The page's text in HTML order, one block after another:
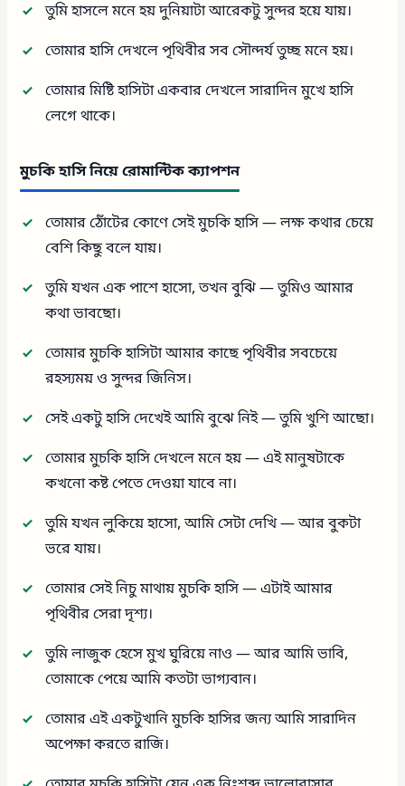
তুমি হাসলে মনে হয় দুনিয়াটা আরেকটু সুন্দর হয়ে যায়।
তোমার হাসি দেখলে পৃথিবীর সব সৌন্দর্য তুচ্ছ মনে হয়।
তোমার মিষ্টি হাসিটা একবার দেখলে সারাদিন মুখে হাসি
লেগে থাকে।
মুচকি হাসি নিয়ে রোমান্টিক ক্যাপশন
তোমার ঠোঁটের কোণে সেই মুচকি হাসি — লক্ষ কথার চেয়ে
বেশি কিছু বলে যায়।
তুমি যখন এক পাশে হাসো, তখন বুঝি — তুমিও আমার
কথা ভাবছো।
তোমার মুচকি হাসিটা আমার কাছে পৃথিবীর সবচেয়ে
রহস্যময় ও সুন্দর জিনিস।
সেই একটু হাসি দেখেই আমি বুঝে নিই — তুমি খুশি আছো।
তোমার মুচকি হাসি দেখলে মনে হয় — এই মানুষটাকে
কখনো কষ্ট পেতে দেওয়া যাবে না।
তুমি যখন লুকিয়ে হাসো, আমি সেটা দেখি — আর বুকটা
ভরে যায়।
তোমার সেই নিচু মাথায় মুচকি হাসি — এটাই আমার
পৃথিবীর সেরা দৃশ্য।
তুমি লাজুক হেসে মুখ ঘুরিয়ে নাও — আর আমি ভাবি,
তোমাকে পেয়ে আমি কতটা ভাগ্যবান।
তোমার এই একটুখানি মুচকি হাসির জন্য আমি সারাদিন
অপেক্ষা করতে রাজি।